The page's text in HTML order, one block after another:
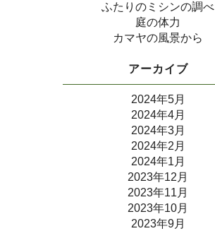
ふたりのミシンの調べ
庭の体力
カマヤの風景から
アーカイブ
2024年5月
2024年4月
2024年3月
2024年2月
2024年1月
2023年12月
2023年11月
2023年10月
2023年9月